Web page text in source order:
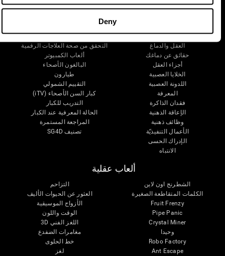
Deny
العقل والدماغ
حقائق عن دماغك
أجزاء العقل
الخلايا العصبية
اللدونة العصبية
المعرفة
فقدان الذاكرة
الإعاقة الذهنية
وظائف ذهنية
الأعمال التنفيذيّة
الإدراك الحسى
الانتباه
التحقق من صحة العلاجات الرقمية
ألعاب الكمبيوتر
البالغون الأصحاء
طيارون
التقييم الشمولي
كبار السن الأصحاء (iTV)
التدريب للكبار
الحالة المعرفية عند الكبار
المراجعة المستمرة
تصنيف SG4D
ألعاب عقلية
الشطرنج اون لاين
الكلمات المتقاطعة الصغيرة
Fruit Frenzy
Pipe Panic
Crystal Miner
وحيدا
Robo Factory
Ant Escape
التزاحم
العثور عن الحيوات الأليف
الأزواج الموسيقية
الوقت واللون
اللغز الفني 3D
مغامرات الضفدع
خط الحلوى